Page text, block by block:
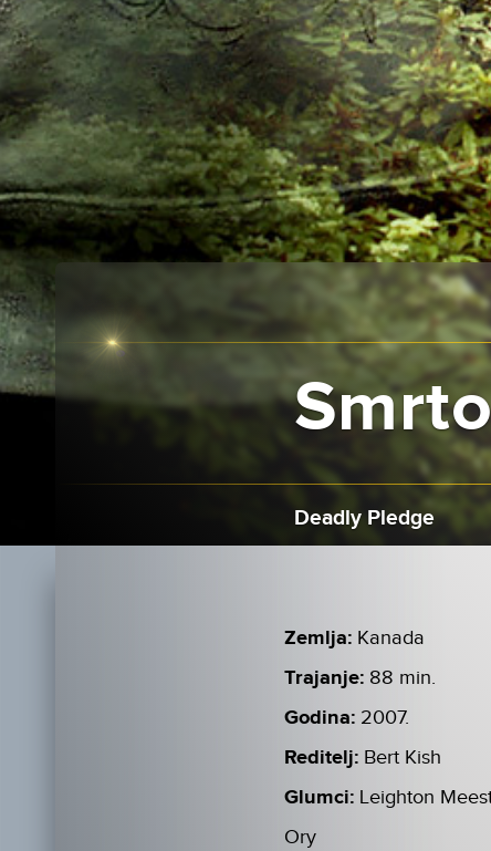
Deadly Pledge
Zemlja: Kanada
Trajanje: 88 min.
Godina: 2007.
Reditelj: Bert Kish
Glumci: Leighton
Ory